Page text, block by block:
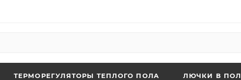
ТЕРМОРЕГУЛЯТОРЫ ТЕПЛОГО ПОЛА ЛЮЧКИ В ПОЛ